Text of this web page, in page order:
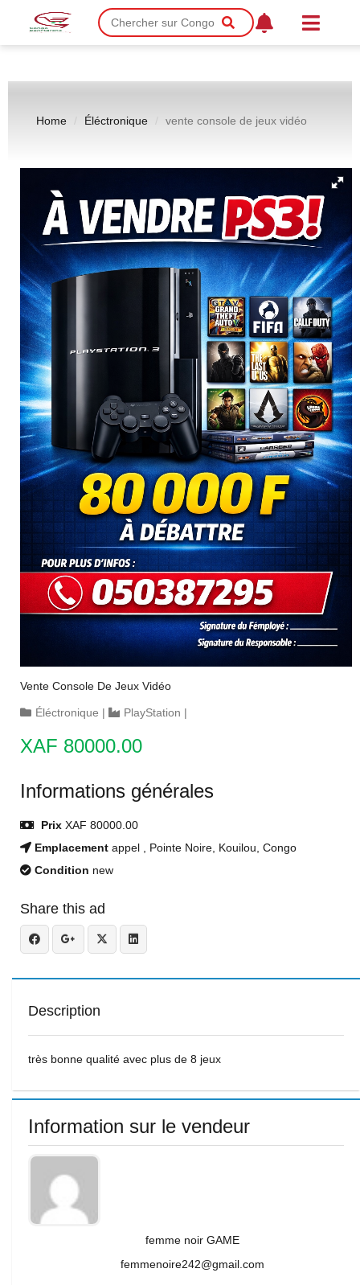
Home Éléctronique vente console de jeux vidéo
Vente Console De Jeux Vidéo
Éléctronique | PlayStation |
XAF 80000.00
Informations générales
Prix XAF 80000.00
Emplacement appel , Pointe Noire, Kouilou, Congo
Condition new
Share this ad
Description
très bonne qualité avec plus de 8 jeux
Information sur le vendeur
femme noir GAME
femmenoire242@gmail.com